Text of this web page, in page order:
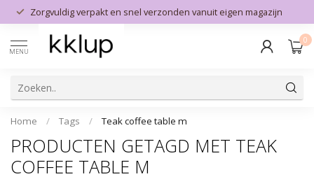
Zorgvuldig verpakt en snel verzonden vanuit eigen magazijn
MENU
0
Home / Tags / Teak coffee table m
PRODUCTEN GETAGD MET TEAK
COFFEE TABLE M